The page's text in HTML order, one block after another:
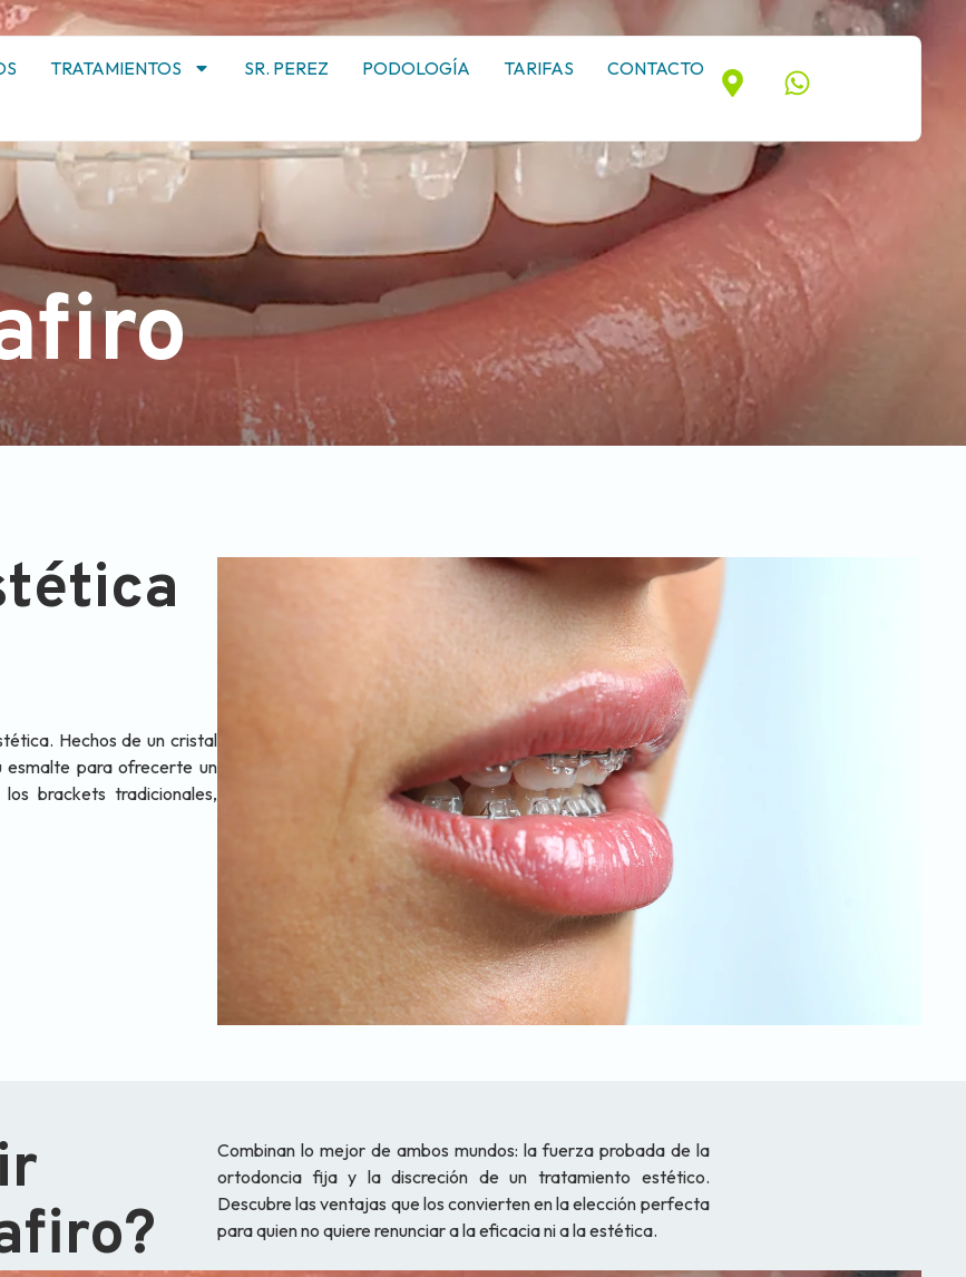
TRATAMIENTOS SR. PEREZ PODOLOGÍA TARIFAS CONTACTO
Hechos de un cristal
esmalte para ofrecerte un
brackets tradicionales,
Combinan lo mejor de ambos mundos: la fuerza probada de la
ortodoncia fija y la discreción de un tratamiento estético.
Descubre las ventajas que los convierten en la elección perfecta
para quien no quiere renunciar a la eficacia ni a la estética.